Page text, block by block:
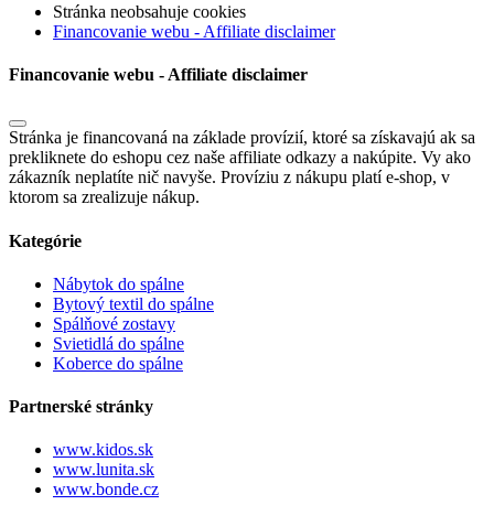
Stránka neobsahuje cookies
Financovanie webu - Affiliate disclaimer
Financovanie webu - Affiliate disclaimer
Stránka je financovaná na základe provízií, ktoré sa získavajú ak sa
prekliknete do eshopu cez naše affiliate odkazy a nakúpite. Vy ako
zákazník neplatíte nič navyše. Províziu z nákupu platí e-shop, v
ktorom sa zrealizuje nákup.
Kategórie
Nábytok do spálne
Bytový textil do spálne
Spálňové zostavy
Svietidlá do spálne
Koberce do spálne
Partnerské stránky
www.kidos.sk
www.lunita.sk
www.bonde.cz